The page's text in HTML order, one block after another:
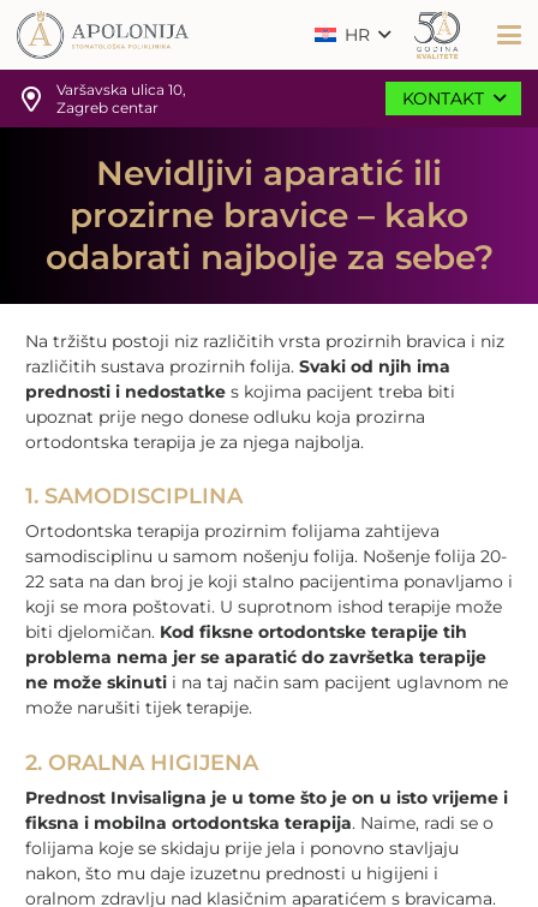
HR
Varšavska ulica 10,
Zagreb centar
KONTAKT
Nevidljivi aparatić ili
prozirne bravice – kako
odabrati najbolje za sebe?
Na tržištu postoji niz različitih vrsta prozirnih bravica i niz
različitih sustava prozirnih folija. Svaki od njih ima
prednosti i nedostatke s kojima pacijent treba biti
upoznat prije nego donese odluku koja prozirna
ortodontska terapija je za njega najbolja.
1. SAMODISCIPLINA
Ortodontska terapija prozirnim folijama zahtijeva
samodisciplinu u samom nošenju folija. Nošenje folija 20-
22 sata na dan broj je koji stalno pacijentima ponavljamo i
koji se mora poštovati. U suprotnom ishod terapije može
biti djelomičan. Kod fiksne ortodontske terapije tih
problema nema jer se aparatić do završetka terapije
ne može skinuti i na taj način sam pacijent uglavnom ne
može narušiti tijek terapije.
2. ORALNA HIGIJENA
Prednost Invisaligna je u tome što je on u isto vrijeme i
fiksna i mobilna ortodontska terapija. Naime, radi se o
folijama koje se skidaju prije jela i ponovno stavljaju
nakon, što mu daje izuzetnu prednosti u higijeni i
oralnom zdravlju nad klasičnim aparatićem s bravicama.